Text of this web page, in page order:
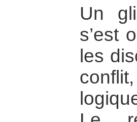
Un
s’est
les